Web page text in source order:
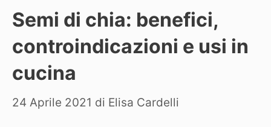
Semi di chia: benefici,
controindicazioni e usi in
cucina
24 Aprile 2021 di Elisa Cardelli